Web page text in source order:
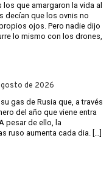
que amargaron la vida al
decían que los ovnis no
ojos. Pero nadie dijo
lo mismo con los drones,
de 2026
gas de Rusia que, a través
del año que viene entra
pesar de ello, la
ruso aumenta cada dia. […]